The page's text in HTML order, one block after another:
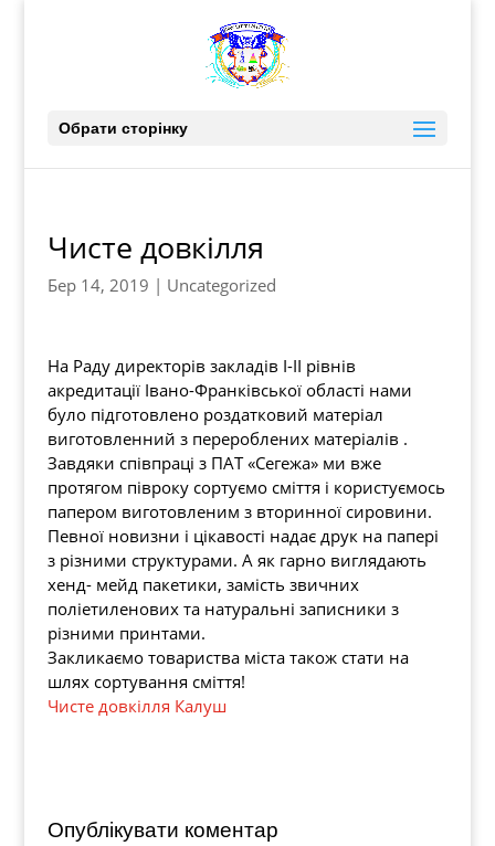
Обрати сторінку
Чисте довкілля
Бер 14, 2019 | Uncategorized
На Раду директорів закладів І-ІІ рівнів
акредитації Івано-Франківської області нами
було підготовлено роздатковий матеріал
виготовленний з перероблених матеріалів .
Завдяки співпраці з ПАТ «Сегежа» ми вже
протягом півроку сортуємо сміття і користуємось
папером виготовленим з вторинної сировини.
Певної новизни і цікавості надає друк на папері
з різними структурами. А як гарно виглядають
хенд- мейд пакетики, замість звичних
поліетиленових та натуральні записники з
різними принтами.
Закликаємо товариства міста також стати на
шлях сортування сміття!
Чисте довкілля Калуш
Опублікувати коментар